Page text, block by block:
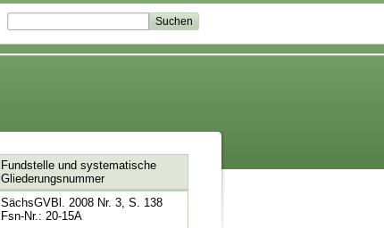
Fundstelle und systematische
Gliederungsnummer
SächsGVBl. 2008 Nr. 3, S. 138
Fsn-Nr.: 20-15A